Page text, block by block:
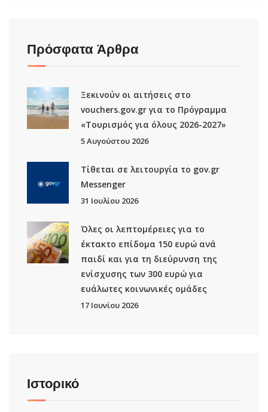
Πρόσφατα Άρθρα
Ξεκινούν οι αιτήσεις στο
vouchers.gov.gr για το Πρόγραμμα
«Τουρισμός για όλους 2026-2027»
5 Αυγούστου 2026
Τίθεται σε λειτουργία το gov.gr
Μessenger
31 Ιουλίου 2026
Όλες οι λεπτομέρειες για το
έκτακτο επίδομα 150 ευρώ ανά
παιδί και για τη διεύρυνση της
ενίσχυσης των 300 ευρώ για
ευάλωτες κοινωνικές ομάδες
17 Ιουνίου 2026
Ιστορικό